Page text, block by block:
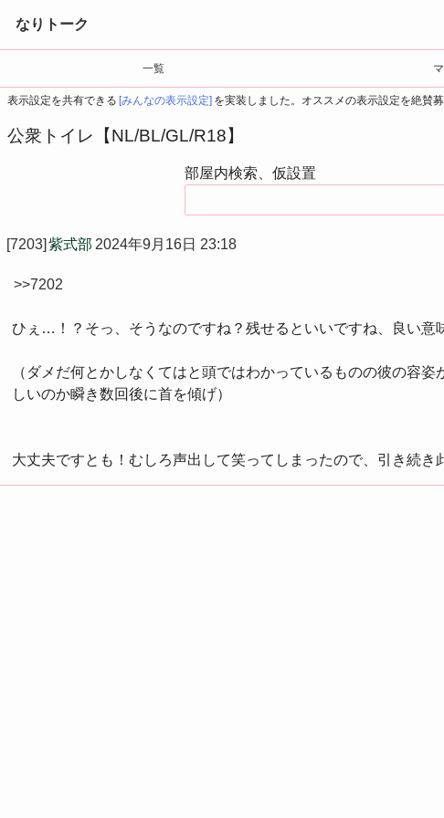
なりトーク
一覧
表示設定を共有できる [みんなの表示設定] を実装しました。オススメの表示設定を絶賛募
公衆トイレ【NL/BL/GL/R18】
部屋内検索、仮設置
[7203] 紫式部 2024年9月16日 23:18
>>7202
ひぇ…！？そっ、そうなのですね？残せるといいですね、良い意
（ダメだ何とかしなくてはと頭ではわかっているものの彼の容
しいのか瞬き数回後に首を傾げ）
大丈夫ですとも！むしろ声出して笑ってしまったので、引き続き